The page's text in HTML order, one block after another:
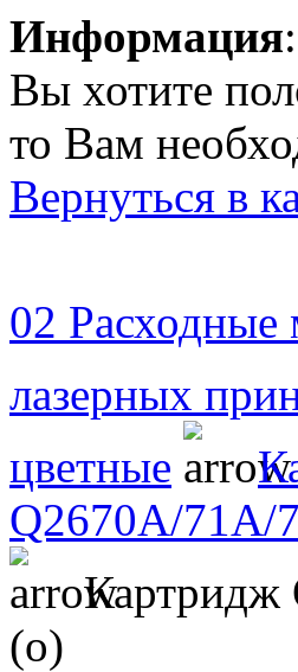
Информация
Вы хотите
то Вам
Вернуться в
02 Расходные
лазерных
цветные
Q2670A/71A/
Картридж
(о)